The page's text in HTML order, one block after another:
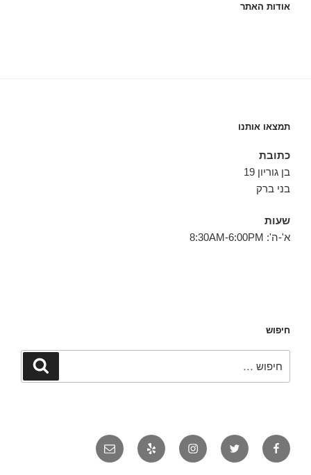
אודות האתר
תמצאו אותנו
כתובת
בן גוריון 19
בני ברק
שעות
א'-ה': 8:30AM-6:00PM
חיפוש
חיפוש
פייסבוק טוויטר אינסטגרם יאלפ אימייל